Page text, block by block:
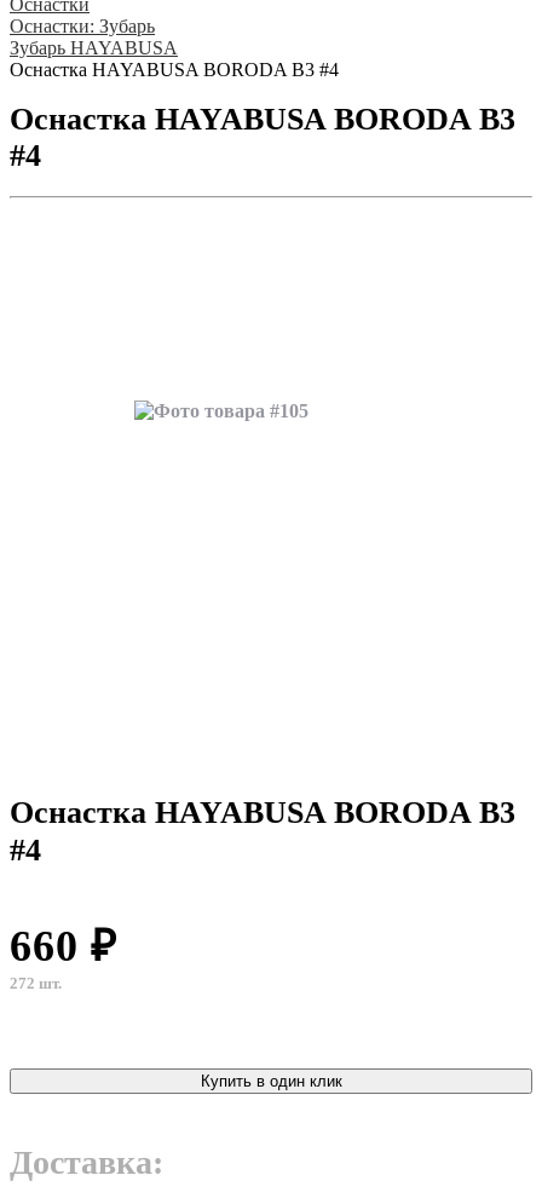
Оснастки
Оснастки: Зубарь
Зубарь HAYABUSA
Оснастка HAYABUSA BORODA B3 #4
Оснастка HAYABUSA BORODA B3
#4
Оснастка HAYABUSA BORODA B3
#4
660 ₽
272 шт.
Купить в один клик
Доставка: